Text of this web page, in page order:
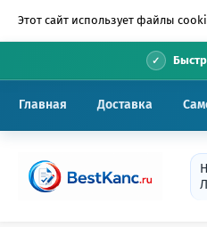
Этот сайт использует файлы
Главная Доставка